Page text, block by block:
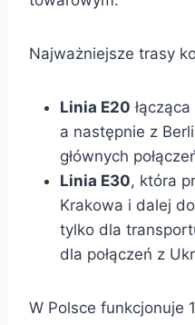
Najważniejsze trasy
Linia E20
a następnie z
głównych
Linia E30, która
Krakowa i dalej
tylko dla
dla połączeń z
W Polsce funkcjonuje